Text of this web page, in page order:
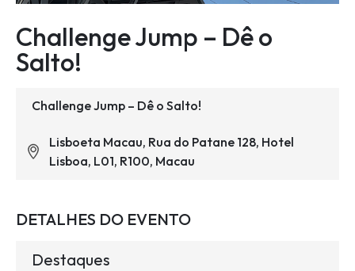
Challenge Jump – Dê o
Salto!
Challenge Jump – Dê o Salto!
Lisboeta Macau, Rua do Patane 128, Hotel
Lisboa, L01, R100, Macau
DETALHES DO EVENTO
Destaques